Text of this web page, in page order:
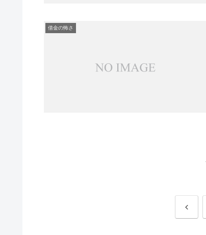
借金の怖さ
前